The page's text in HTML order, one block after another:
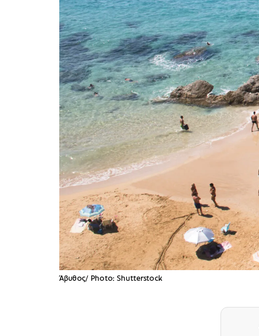
Άβυθος/ Photo: Shutterstock